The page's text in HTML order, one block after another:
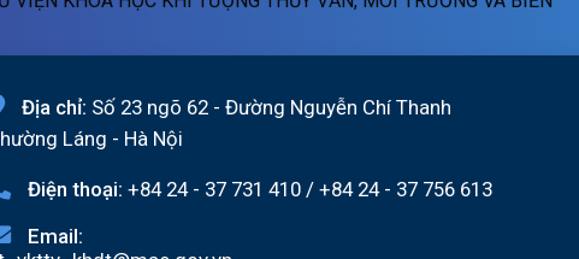
ngày
01h
06/08/2026
Địa chỉ: Số 23 ngõ 62 - Đường Nguyễn Chí Thanh
Láng - Hà Nội
Điện thoại: +84 24 - 37 731 410 / +84 24 - 37 756 613
Email: